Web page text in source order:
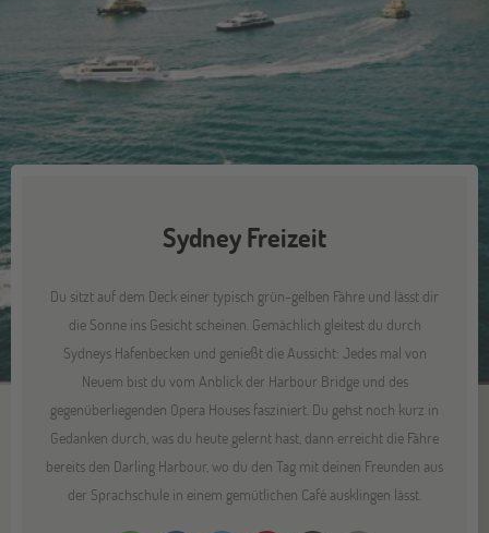
Sydney Freizeit
Du sitzt auf dem Deck einer typisch grün-gelben Fähre und lässt dir
die Sonne ins Gesicht scheinen. Gemächlich gleitest du durch
Sydneys Hafenbecken und genießt die Aussicht: Jedes mal von
Neuem bist du vom Anblick der Harbour Bridge und des
gegenüberliegenden Opera Houses fasziniert. Du gehst noch kurz in
Gedanken durch, was du heute gelernt hast, dann erreicht die Fähre
bereits den Darling Harbour, wo du den Tag mit deinen Freunden aus
der Sprachschule in einem gemütlichen Café ausklingen lässt.